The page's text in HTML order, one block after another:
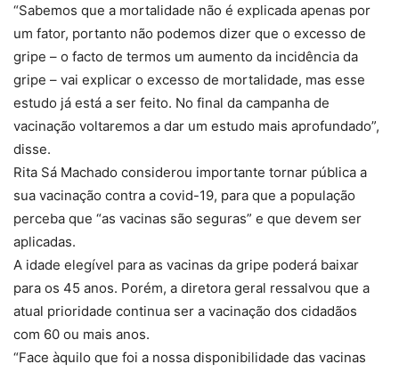
“Sabemos que a mortalidade não é explicada apenas por
um fator, portanto não podemos dizer que o excesso de
gripe – o facto de termos um aumento da incidência da
gripe – vai explicar o excesso de mortalidade, mas esse
estudo já está a ser feito. No final da campanha de
vacinação voltaremos a dar um estudo mais aprofundado”,
disse.
Rita Sá Machado considerou importante tornar pública a
sua vacinação contra a covid-19, para que a população
perceba que “as vacinas são seguras” e que devem ser
aplicadas.
A idade elegível para as vacinas da gripe poderá baixar
para os 45 anos. Porém, a diretora geral ressalvou que a
atual prioridade continua ser a vacinação dos cidadãos
com 60 ou mais anos.
“Face àquilo que foi a nossa disponibilidade das vacinas